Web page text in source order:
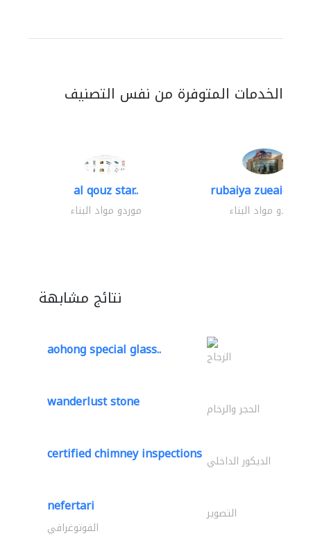
الخدمات المتوفرة من نفس التصنيف
al qouz star..
موردو مواد البناء
rubaiya zueaid
موردو مواد البناء
نتائج مشابهة
aohong special glass.. الزجاج
wanderlust stone الحجر والرخام
certified chimney inspections الديكور الداخلي
nefertari التصوير
الفوتوغرافي